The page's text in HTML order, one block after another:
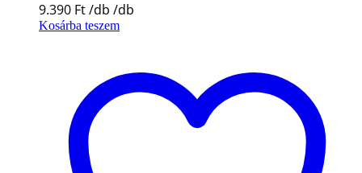
9.390 Ft
Kosárba teszem